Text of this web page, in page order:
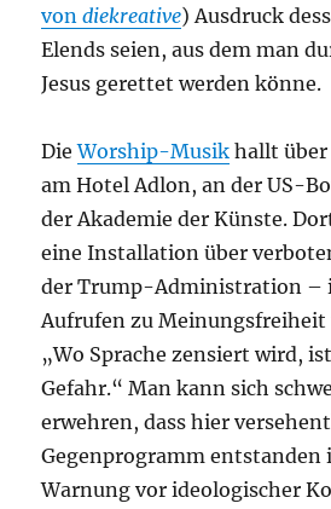
vondiekreative) Ausdruck
Elends seien, aus dem man
Jesus gerettet werden könne.
DieWorship-Musik hallt über
am Hotel Adlon, an der US-
der Akademie der Künste.
eine Installation über
der Trump-Administration –
Aufrufen zu Meinungsfreiheit
„Wo Sprache zensiert wird,
Gefahr.“ Man kann sich
erwehren, dass hier
Gegenprogramm entstanden
Warnung vor ideologischer